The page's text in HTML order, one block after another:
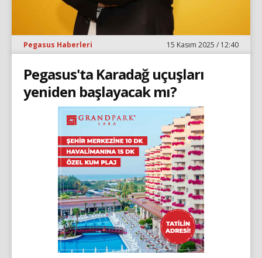
Pegasus Haberleri 15 Kasım 2025 / 12:40
Pegasus'ta Karadağ uçuşları
yeniden başlayacak mı?